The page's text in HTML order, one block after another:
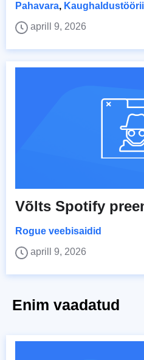
Pahavara,
aprill 9, 2026
Võlts Spotify
Rogue veebisaidid
aprill 9, 2026
Enim vaadatud